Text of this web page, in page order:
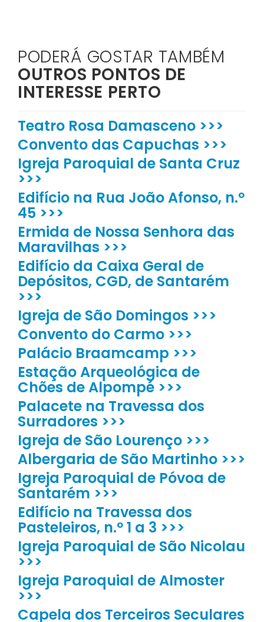
PODERÁ GOSTAR TAMBÉM
OUTROS PONTOS DE
INTERESSE PERTO
Teatro Rosa Damasceno >>>
Convento das Capuchas >>>
Igreja Paroquial de Santa Cruz
>>>
Edifício na Rua João Afonso, n.º
45 >>>
Ermida de Nossa Senhora das
Maravilhas >>>
Edifício da Caixa Geral de
Depósitos, CGD, de Santarém
>>>
Igreja de São Domingos >>>
Convento do Carmo >>>
Palácio Braamcamp >>>
Estação Arqueológica de
Chões de Alpompé >>>
Palacete na Travessa dos
Surradores >>>
Igreja de São Lourenço >>>
Albergaria de São Martinho >>>
Igreja Paroquial de Póvoa de
Santarém >>>
Edifício na Travessa dos
Pasteleiros, n.º 1 a 3 >>>
Igreja Paroquial de São Nicolau
>>>
Igreja Paroquial de Almoster
>>>
Capela dos Terceiros Seculares